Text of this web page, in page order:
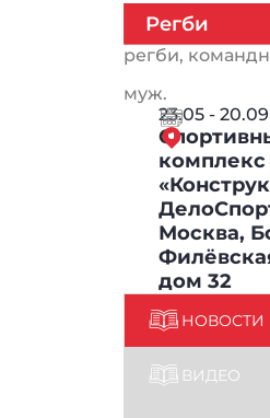
Регби
регби,
муж.
23.05 -
комплекс
Москва,
дом 32
НОВОСТИ
ВИДЕО